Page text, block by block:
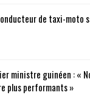
de taxi-moto
ministre guinéen : «
plus performants »